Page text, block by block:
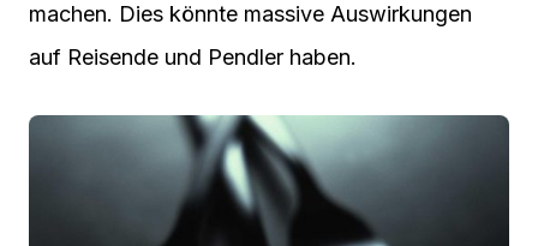
machen. Dies könnte massive Auswirkungen
auf Reisende und Pendler haben.